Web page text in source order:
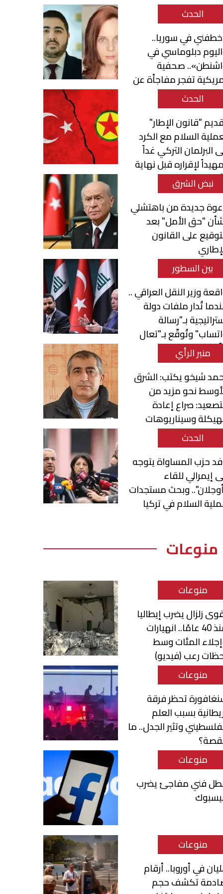
الحدث
في سوريا..
دبلوماسي في
صحفية
تفجر مفاجأة عن
قناطري
الحدث
"قانون الإطار"
السلام مع الكرد
البرلمان التركي غداً
لإقراره قبل نهاية
نبض الشرق
جديدة من باهتشلي
"حق الأمل" بعد
على القانون
بين السطور
وزير النقل العراقي ..
تُدار ملفات دولة
بـ"رسالة
وتُوقّع بـ"تعال
منبر الرأي
شيخو يكتب: الشرق
نحو مزيد من
صراع إعادة
وسيناريوهات
الإقليمي
الحدث
حزب المساواة يتوجه
إيمرالي للقاء
وبحث مستجدات
السلام في تركيا
منوعات
منوعات
زلزال يضرب إيطاليا
منذ 40 عامًا.. انهيارات
المئات وسط
رعب (فيديو)
منوعات
تحظر فرقة
بسبب العلم
وتثير الجدل.. ما
منوعات
فني مفاجئ يضرب
منوعات
في أوروبا.. أرقام
تكشف حجم